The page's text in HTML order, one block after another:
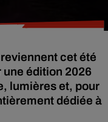
cet été
une édition 2026
lumières et, pour
dédiée à